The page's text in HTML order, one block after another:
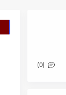
(0)